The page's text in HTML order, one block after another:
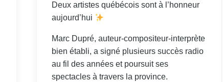
Deux artistes québécois sont à l’honneur
aujourd’hui
Marc Dupré, auteur-compositeur-interprète
bien établi, a signé plusieurs succès radio
au fil des années et poursuit ses
spectacles à travers la province.